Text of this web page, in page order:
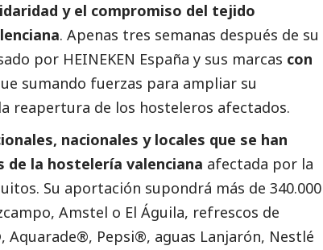
y el compromiso del tejido
. Apenas tres semanas después de su
por HEINEKEN España y sus marcas con
sumando fuerzas para ampliar su
reapertura de los hosteleros afectados.
nacionales y locales que se han
de la hostelería valenciana afectada por la
Su aportación supondrá más de 340.000
Amstel o El Águila, refrescos de
Pepsi®, aguas Lanjarón, Nestlé